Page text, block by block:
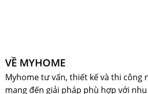
VỀ MYHOME
Myhome tư vấn, thiết kế và thi công
mang đến giải pháp phù hợp với